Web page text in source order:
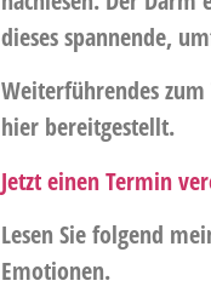
dieses spannende,
Weiterführendes
hier bereitgestellt.
Jetzt einen Termin
Lesen Sie folgend
Emotionen.